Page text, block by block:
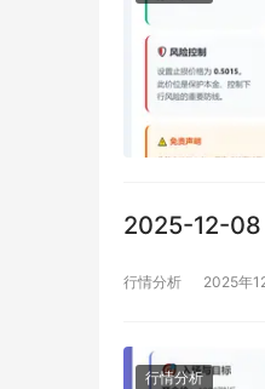
2025-12-08
行情分析 2025年
行情分析